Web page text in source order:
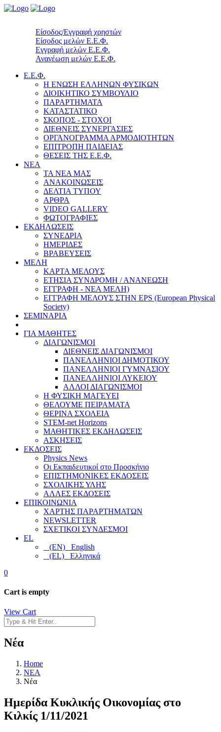
Είσοδος/Εγγραφή χρηστών
Είσοδος μελών Ε.Ε.Φ.
Εγγραφή μελών Ε.Ε.Φ.
Ανανέωση μελών Ε.Ε.Φ.
Ε.Ε.Φ.
Η ΕΝΩΣΗ ΕΛΛΗΝΩΝ ΦΥΣΙΚΩΝ
ΔΙΟΙΚΗΤΙΚΟ ΣΥΜΒΟΥΛΙΟ
ΠΑΡΑΡΤΗΜΑΤΑ
ΚΑΤΑΣΤΑΤΙΚΟ
ΣΚΟΠΟΣ - ΣΤΟΧΟΙ
ΔΙΕΘΝΕΙΣ ΣΥΝΕΡΓΑΣΙΕΣ
ΟΡΓΑΝΟΓΡΑΜΜΑ ΑΡΜΟΔΙΟΤΗΤΩΝ
ΕΠΙΤΡΟΠΗ ΠΑΙΔΕΙΑΣ
ΘΕΣΕΙΣ ΤΗΣ Ε.Ε.Φ.
ΝΕΑ
ΤΑ ΝΕΑ ΜΑΣ
ΑΝΑΚΟΙΝΩΣΕΙΣ
ΔΕΛΤΙΑ ΤΥΠΟΥ
ΑΡΘΡΑ
VIDEO GALLERY
ΦΩΤΟΓΡΑΦΙΕΣ
ΕΚΔΗΛΩΣΕΙΣ
ΣΥΝΕΔΡΙΑ
ΗΜΕΡΙΔΕΣ
ΒΡΑΒΕΥΣΕΙΣ
ΜΕΛΗ
ΚΑΡΤΑ ΜΕΛΟΥΣ
ΕΤΗΣΙΑ ΣΥΝΔΡΟΜΗ / ΑΝΑΝΕΩΣΗ
ΕΓΓΡΑΦΗ - ΝΕΑ ΜΕΛΗ)
ΕΓΓΡΑΦΗ ΜΕΛΟΥΣ ΣΤΗΝ EPS (European Physical
Society)
ΣΕΜΙΝΑΡΙΑ
ΓΙΑ ΜΑΘΗΤΕΣ
ΔΙΑΓΩΝΙΣΜΟΙ
ΔΙΕΘΝΕΙΣ ΔΙΑΓΩΝΙΣΜΟΙ
ΠΑΝΕΛΛΗΝΙΟΙ ΔΗΜΟΤΙΚΟΥ
ΠΑΝΕΛΛΗΝΙΟΙ ΓΥΜΝΑΣΙΟΥ
ΠΑΝΕΛΛΗΝΙΟΙ ΛΥΚΕΙΟΥ
ΑΛΛΟΙ ΔΙΑΓΩΝΙΣΜΟΙ
Η ΦΥΣΙΚΗ ΜΑΓΕΥΕΙ
ΘΕΛΟΥΜΕ ΠΕΙΡΑΜΑΤΑ
ΘΕΡΙΝΑ ΣΧΟΛΕΙΑ
STEM-net Horizons
ΜΑΘΗΤΙΚΕΣ ΕΚΔΗΛΩΣΕΙΣ
ΑΣΚΗΣΕΙΣ
ΕΚΔΟΣΕΙΣ
Physics News
Οι Εκπαιδευτικοί στο Προσκήνιο
ΕΠΙΣΤΗΜΟΝΙΚΕΣ ΕΚΔΟΣΕΙΣ
ΣΧΟΛΙΚΗΣ ΥΛΗΣ
ΑΛΛΕΣ ΕΚΔΟΣΕΙΣ
ΕΠΙΚΟΙΝΩΝΙΑ
ΧΑΡΤΗΣ ΠΑΡΑΡΤΗΜΑΤΩΝ
NEWSLETTER
ΣΧΕΤΙΚΟΙ ΣΥΝΔΕΣΜΟΙ
EL
(EN) English
(EL) Ελληνικά
0
Cart is empty
View Cart
Νέα
Home
NEA
Νέα
Ημερίδα Κυκλικής Οικονομίας στο
Κιλκίς 1/11/2021